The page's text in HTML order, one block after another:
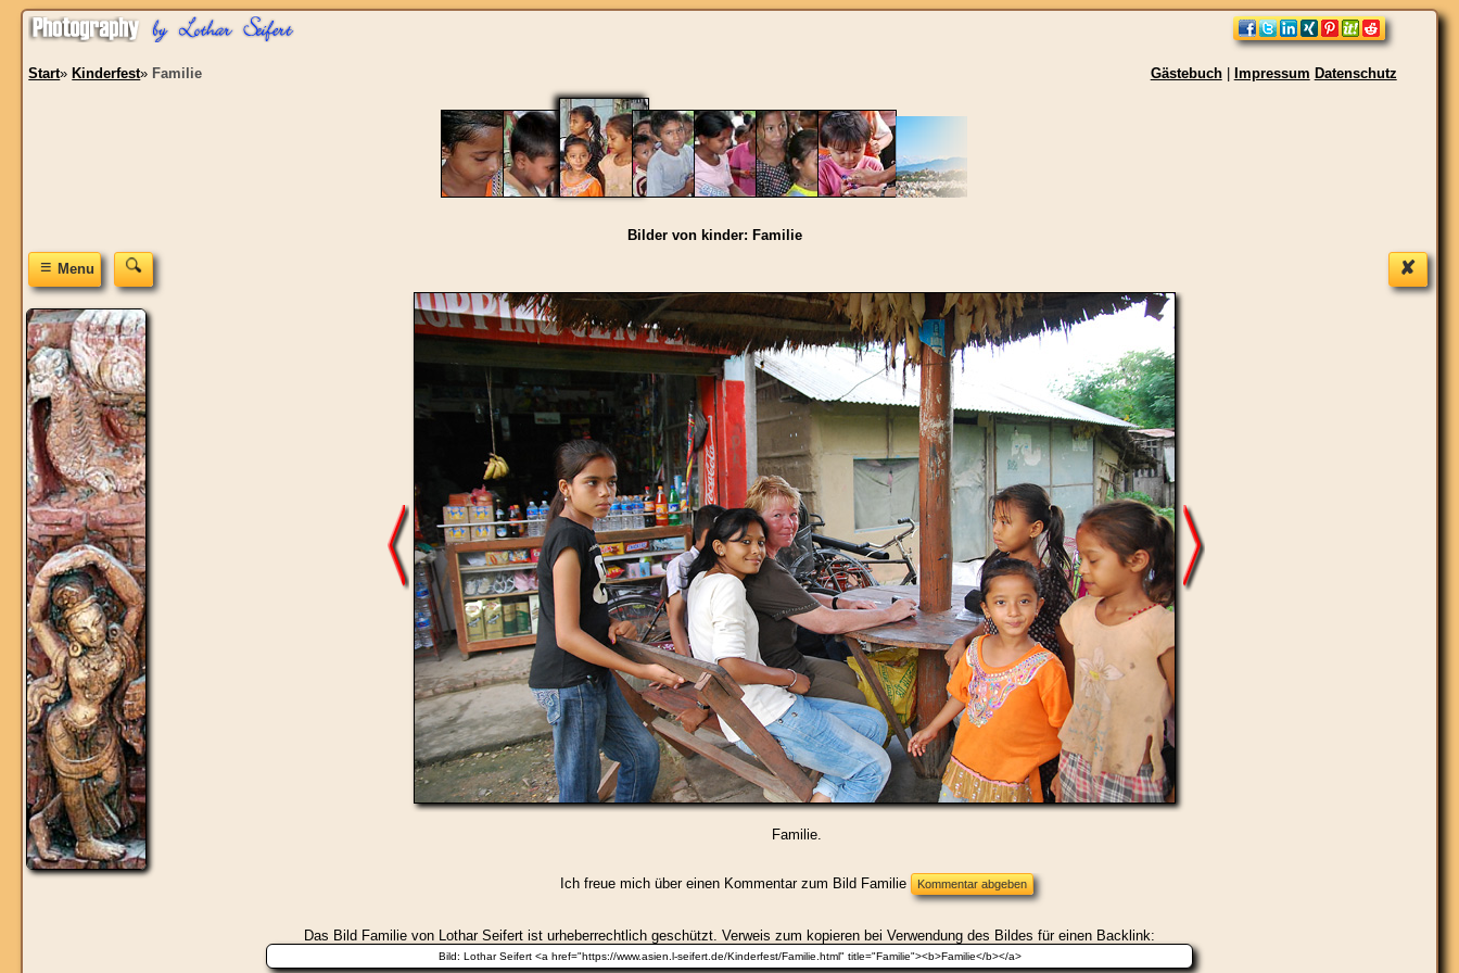
Gästebuch| Impressum Datenschutz
Start» Kinderfest» Familie
Bilder von kinder: Familie
✘
≡Menu
Familie.
Ich freue mich über einen Kommentar zum Bild Familie
Das Bild Familie von Lothar Seifert ist urheberrechtlich geschützt. Verweis zum kopieren bei Verwendung des Bildes für einen Backlink: